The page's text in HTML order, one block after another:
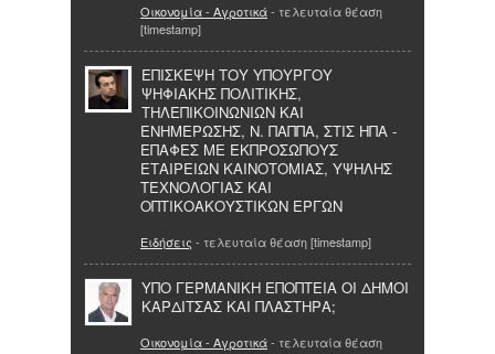
Οικονομία - Αγροτικά- τελευταία θέαση
[timestamp]
ΕΠΙΣΚΕΨΗ ΤΟΥ ΥΠΟΥΡΓΟΥ
ΨΗΦΙΑΚΗΣ ΠΟΛΙΤΙΚΗΣ,
ΤΗΛΕΠΙΚΟΙΝΩΝΙΩΝ ΚΑΙ
ΕΝΗΜΕΡΩΣΗΣ, Ν. ΠΑΠΠΑ, ΣΤΙΣ ΗΠΑ -
ΕΠΑΦΕΣ ΜΕ ΕΚΠΡΟΣΩΠΟΥΣ
ΕΤΑΙΡΕΙΩΝ ΚΑΙΝΟΤΟΜΙΑΣ, ΥΨΗΛΗΣ
ΤΕΧΝΟΛΟΓΙΑΣ ΚΑΙ
ΟΠΤΙΚΟΑΚΟΥΣΤΙΚΩΝ ΕΡΓΩΝ
Ειδήσεις - τελευταία θέαση [timestamp]
ΥΠΟ ΓΕΡΜΑΝΙΚΗ ΕΠΟΠΤΕΙΑ ΟΙ ΔΗΜΟΙ
ΚΑΡΔΙΤΣΑΣ ΚΑΙ ΠΛΑΣΤΗΡΑ;
Οικονομία - Αγροτικά- τελευταία θέαση